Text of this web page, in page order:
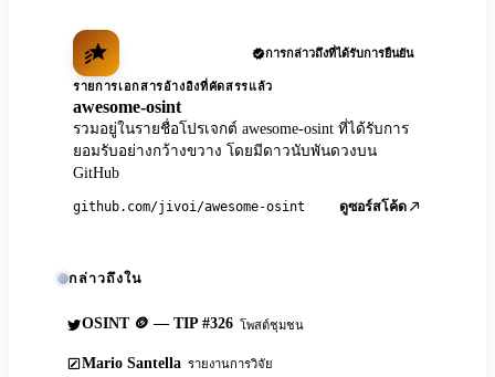
การกล่าวถึงที่ได้รับการยืนยัน
รายการเอกสารอ้างอิงที่คัดสรรแล้ว
awesome-osint
รวมอยู่ในรายชื่อโปรเจกต์ awesome-osint ที่ได้รับการ
ยอมรับอย่างกว้างขวาง โดยมีดาวนับพันดวงบน
GitHub
github.com/jivoi/awesome-osint ดูซอร์สโค้ด
กล่าวถึงใน
OSINT 🪙 — TIP #326 โพสต์ชุมชน
Mario Santella รายงานการวิจัย